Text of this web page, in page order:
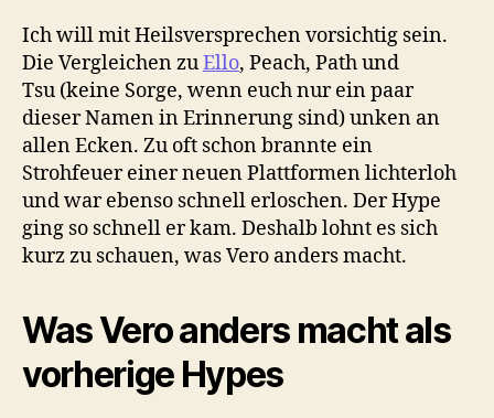
Ich will mit Heilsversprechen vorsichtig sein.
Die Vergleichen zuEllo, Peach, Path und
Tsu (keine Sorge, wenn euch nur ein paar
dieser Namen in Erinnerung sind) unken an
allen Ecken. Zu oft schon brannte ein
Strohfeuer einer neuen Plattformen lichterloh
und war ebenso schnell erloschen. Der Hype
ging so schnell er kam. Deshalb lohnt es sich
kurz zu schauen, was Vero anders macht.
Was Vero anders macht als
vorherige Hypes